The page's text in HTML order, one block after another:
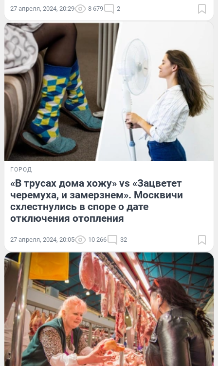
27 апреля, 2024, 20:29 8 679 2
ГОРОД
«В трусах дома хожу» vs «Зацветет
черемуха, и замерзнем». Москвичи
схлестнулись в споре о дате
отключения отопления
27 апреля, 2024, 20:05 10 266 32